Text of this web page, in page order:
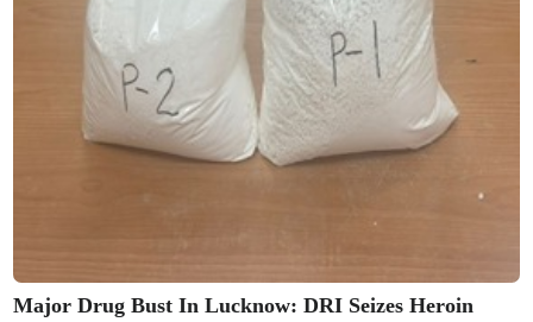
Major Drug Bust In Lucknow: DRI Seizes Heroin